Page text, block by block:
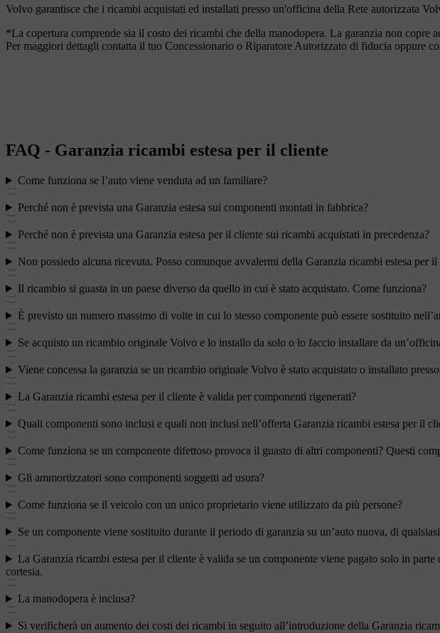
Volvo garantisce che i ricambi acquistati ed installati presso un'officina della Rete autorizzata
*La copertura comprende sia il costo dei ricambi che della manodopera. La garanzia non copre
Per maggiori dettagli contatta il tuo Concessionario o Riparatore Autorizzato di fiducia oppure
FAQ - Garanzia ricambi estesa per il cliente
Come funziona se l’auto viene venduta ad un familiare?
Perché non è prevista una Garanzia estesa sui componenti montati in fabbrica?
Perché non è prevista una Garanzia estesa per il cliente sui ricambi acquistati in precedenza?
Non possiedo alcuna ricevuta. Posso comunque avvalermi della Garanzia ricambi estesa per il
Il ricambio si guasta in un paese diverso da quello in cui è stato acquistato. Come funziona?
È previsto un numero massimo di volte in cui lo stesso componente può essere sostituito
Se acquisto un ricambio originale Volvo e lo installo da solo o lo faccio installare da
Viene concessa la garanzia se un ricambio originale Volvo è stato acquistato o installato
La Garanzia ricambi estesa per il cliente è valida per componenti rigenerati?
Quali componenti sono inclusi e quali non inclusi nell’offerta Garanzia ricambi estesa per il
Come funziona se un componente difettoso provoca il guasto di altri componenti? Questi
Gli ammortizzatori sono componenti soggetti ad usura?
Come funziona se il veicolo con un unico proprietario viene utilizzato da più persone?
Se un componente viene sostituito durante il periodo di garanzia su un’auto nuova, di
La Garanzia ricambi estesa per il cliente è valida se un componente viene pagato solo in
cortesia.
La manodopera è inclusa?
Si verificherà un aumento dei costi dei ricambi in seguito all’introduzione della Garanzia